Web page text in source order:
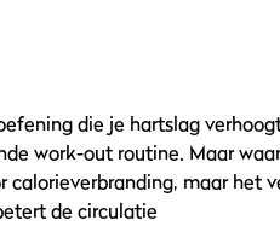
die je hartslag
work-out routine. Maar
calorieverbranding, maar het
de circulatie